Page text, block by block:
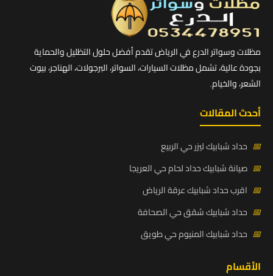
مظلات وسواتر الدرع في الرياض تقدم أفضل حلول التظليل والحماية
بجودة عالية، تشمل مظلات السيارات، السواتر، البرجولات، الهناجر، بيوت
الشعر، والخيام.
أحدث المقالات
📅 حداد شبابيك ليزر حي الربيع
📅 صيانة شبابيك حداد لحام حي العريجا
📅 اقرب حداد شبابيك عرقة الرياض
📅 حداد شبابيك شقق حي الصحافة
📅 حداد شبابيك المنيوم حي طويق
الأقسام